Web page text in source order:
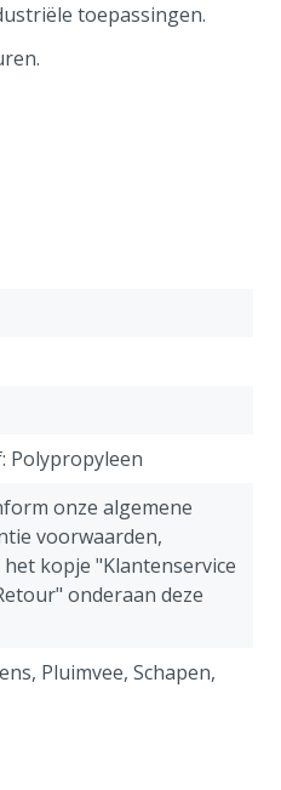
toepassingen.
Polypropyleen
onze algemene
voorwaarden,
kopje "Klantenservice
onderaan deze
Pluimvee, Schapen,